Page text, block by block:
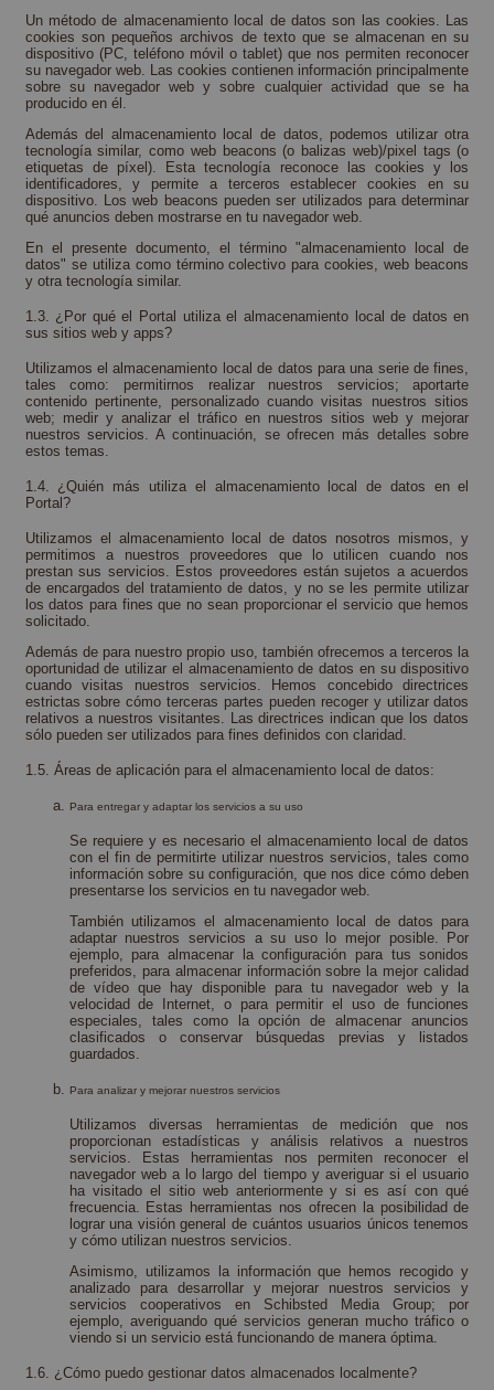
Un método de almacenamiento local de datos son las cookies. Las
cookies son pequeños archivos de texto que se almacenan en su
dispositivo (PC, teléfono móvil o tablet) que nos permiten reconocer
su navegador web. Las cookies contienen información principalmente
sobre su navegador web y sobre cualquier actividad que se ha
producido en él.
Además del almacenamiento local de datos, podemos utilizar otra
tecnología similar, como web beacons (o balizas web)/pixel tags (o
etiquetas de píxel). Esta tecnología reconoce las cookies y los
identificadores, y permite a terceros establecer cookies en su
dispositivo. Los web beacons pueden ser utilizados para determinar
qué anuncios deben mostrarse en tu navegador web.
En el presente documento, el término "almacenamiento local de
datos" se utiliza como término colectivo para cookies, web beacons
y otra tecnología similar.
1.3. ¿Por qué el Portal utiliza el almacenamiento local de datos en
sus sitios web y apps?
Utilizamos el almacenamiento local de datos para una serie de fines,
tales como: permitirnos realizar nuestros servicios; aportarte
contenido pertinente, personalizado cuando visitas nuestros sitios
web; medir y analizar el tráfico en nuestros sitios web y mejorar
nuestros servicios. A continuación, se ofrecen más detalles sobre
estos temas.
1.4. ¿Quién más utiliza el almacenamiento local de datos en el
Portal?
Utilizamos el almacenamiento local de datos nosotros mismos, y
permitimos a nuestros proveedores que lo utilicen cuando nos
prestan sus servicios. Estos proveedores están sujetos a acuerdos
de encargados del tratamiento de datos, y no se les permite utilizar
los datos para fines que no sean proporcionar el servicio que hemos
solicitado.
Además de para nuestro propio uso, también ofrecemos a terceros la
oportunidad de utilizar el almacenamiento de datos en su dispositivo
cuando visitas nuestros servicios. Hemos concebido directrices
estrictas sobre cómo terceras partes pueden recoger y utilizar datos
relativos a nuestros visitantes. Las directrices indican que los datos
sólo pueden ser utilizados para fines definidos con claridad.
1.5. Áreas de aplicación para el almacenamiento local de datos:
Para entregar y adaptar los servicios a su uso
Se requiere y es necesario el almacenamiento local de datos
con el fin de permitirte utilizar nuestros servicios, tales como
información sobre su configuración, que nos dice cómo deben
presentarse los servicios en tu navegador web.
También utilizamos el almacenamiento local de datos para
adaptar nuestros servicios a su uso lo mejor posible. Por
ejemplo, para almacenar la configuración para tus sonidos
preferidos, para almacenar información sobre la mejor calidad
de vídeo que hay disponible para tu navegador web y la
velocidad de Internet, o para permitir el uso de funciones
especiales, tales como la opción de almacenar anuncios
clasificados o conservar búsquedas previas y listados
guardados.
Para analizar y mejorar nuestros servicios
Utilizamos diversas herramientas de medición que nos
proporcionan estadísticas y análisis relativos a nuestros
servicios. Estas herramientas nos permiten reconocer el
navegador web a lo largo del tiempo y averiguar si el usuario
ha visitado el sitio web anteriormente y si es así con qué
frecuencia. Estas herramientas nos ofrecen la posibilidad de
lograr una visión general de cuántos usuarios únicos tenemos
y cómo utilizan nuestros servicios.
Asimismo, utilizamos la información que hemos recogido y
analizado para desarrollar y mejorar nuestros servicios y
servicios cooperativos en Schibsted Media Group; por
ejemplo, averiguando qué servicios generan mucho tráfico o
viendo si un servicio está funcionando de manera óptima.
1.6. ¿Cómo puedo gestionar datos almacenados localmente?